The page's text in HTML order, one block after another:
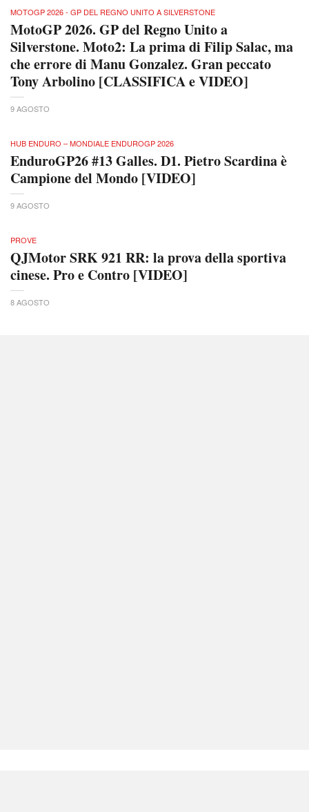
MOTOGP 2026 - GP DEL REGNO UNITO A SILVERSTONE
MotoGP 2026. GP del Regno Unito a
Silverstone. Moto2: La prima di Filip Salac, ma
che errore di Manu Gonzalez. Gran peccato
Tony Arbolino [CLASSIFICA e VIDEO]
9 AGOSTO
HUB ENDURO – MONDIALE ENDUROGP 2026
EnduroGP26 #13 Galles. D1. Pietro Scardina è
Campione del Mondo [VIDEO]
9 AGOSTO
PROVE
QJMotor SRK 921 RR: la prova della sportiva
cinese. Pro e Contro [VIDEO]
8 AGOSTO